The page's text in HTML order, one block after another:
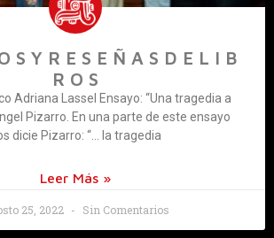
S Y R E S E Ñ A S D E L I B
R O S
Adriana Lassel Ensayo: “Una tragedia a
Pizarro. En una parte de este ensayo
dicie Pizarro: “… la tragedia
Leer Más »
25, 2022 Sin Comentarios